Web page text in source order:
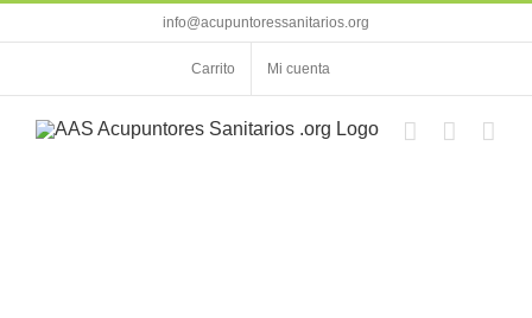
al
info@acupuntoressanitarios.org
Carrito Mi cuenta